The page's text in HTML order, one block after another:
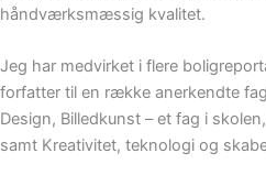
håndværksmæssig kvalitet.
Jeg har medvirket i flere
forfatter til en række anerkendte
Design, Billedkunst – et fag i
samt Kreativitet, teknologi og